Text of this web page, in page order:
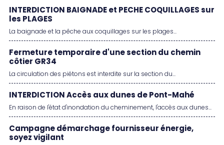
INTERDICTION BAIGNADE et PECHE COQUILLAGES sur
les PLAGES
La baignade et la pêche aux coquillages sur les plages...
Fermeture temporaire d'une section du chemin
côtier GR34
La circulation des piétons est interdite sur la section du...
INTERDICTION Accès aux dunes de Pont-Mahé
En raison de l'état d'inondation du cheminement, l'accès aux dunes...
Campagne démarchage fournisseur énergie,
soyez vigilant